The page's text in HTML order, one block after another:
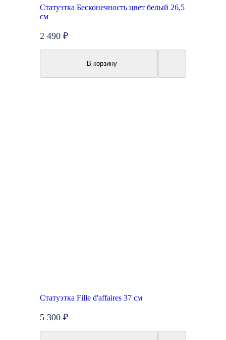
Статуэтка Бесконечность цвет белый 26,5
см
2 490 ₽
В корзину
Статуэтка Fille d'affaires 37 см
5 300 ₽